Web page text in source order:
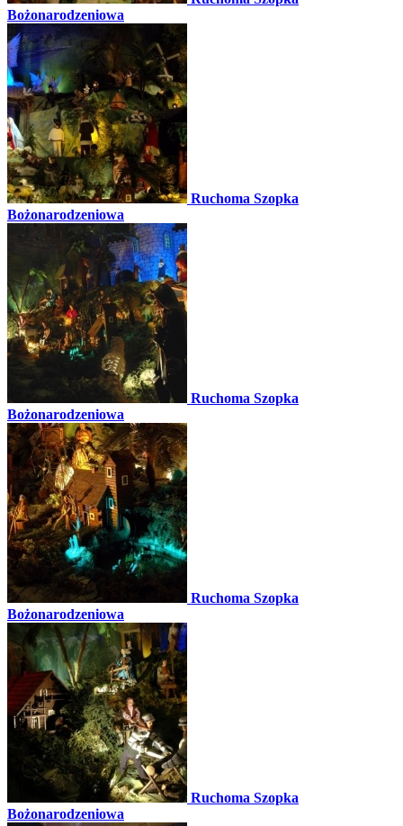
Bożonarodzeniowa
Ruchoma Szopka
Bożonarodzeniowa
Ruchoma Szopka
Bożonarodzeniowa
Ruchoma Szopka
Bożonarodzeniowa
Ruchoma Szopka
Bożonarodzeniowa